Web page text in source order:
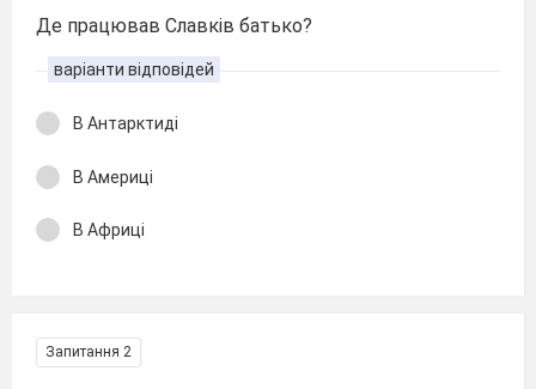
Де працював Славків батько?
варіанти відповідей
В Антарктиді
В Америці
В Африці
Запитання 2